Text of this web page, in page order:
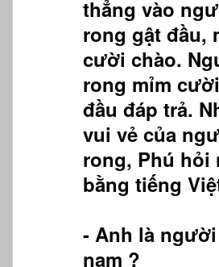
thẳng vào
rong gật đầu,
cười chào.
rong mỉm
đầu đáp trả.
vui vẻ của
rong, Phú hỏi
bằng tiếng
- Anh là
nam ?